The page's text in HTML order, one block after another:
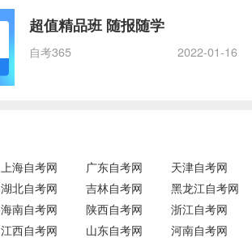
超值精品班 随报随学
自考365 2022-01-16
上海自考网 广东自考网
天津自考网
湖北自考网 吉林自考网
黑龙江自考网
海南自考网 陕西自考网
浙江自考网
江西自考网 山东自考网 河南自考网